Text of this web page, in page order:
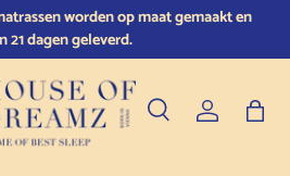
worden op maat gemaakt en
21 dagen geleverd.
ZoekenInloggen
Tas